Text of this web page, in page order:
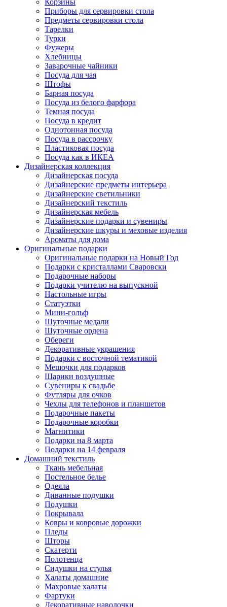
Корзины
Приборы для сервировки стола
Предметы сервировки стола
Тарелки
Турки
Фужеры
Хлебницы
Заварочные чайники
Посуда для чая
Штофы
Барная посуда
Посуда из белого фарфора
Темная посуда
Посуда в кредит
Однотонная посуда
Посуда в рассрочку
Пластиковая посуда
Посуда как в ИКЕА
Дизайнерская коллекция
Дизайнерская посуда
Дизайнерские предметы интерьера
Дизайнерские светильники
Дизайнерский текстиль
Дизайнерская мебель
Дизайнерские подарки и сувениры
Дизайнерские шкуры и меховые изделия
Ароматы для дома
Оригинальные подарки
Оригинальные подарки на Новый Год
Подарки с кристаллами Сваровски
Подарочные наборы
Подарки учителю на выпускной
Настольные игры
Статуэтки
Мини-гольф
Шуточные медали
Шуточные ордена
Обереги
Декоративные украшения
Подарки с восточной тематикой
Мешочки для подарков
Шарики воздушные
Сувениры к свадьбе
Футляры для очков
Чехлы для телефонов и планшетов
Подарочные пакеты
Подарочные коробки
Магнитики
Подарки на 8 марта
Подарки на 14 февраля
Домашний текстиль
Ткань мебельная
Постельное белье
Одеяла
Диванные подушки
Подушки
Покрывала
Ковры и ковровые дорожки
Пледы
Шторы
Скатерти
Полотенца
Сидушки на стулья
Халаты домашние
Махровые халаты
Фартуки
Декоративные наволочки